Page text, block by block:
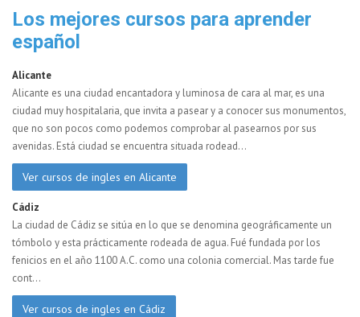
Los mejores cursos para aprender
español
Alicante
Alicante es una ciudad encantadora y luminosa de cara al mar, es una
ciudad muy hospitalaria, que invita a pasear y a conocer sus monumentos,
que no son pocos como podemos comprobar al pasearnos por sus
avenidas. Está ciudad se encuentra situada rodead...
Ver cursos de ingles en Alicante
Cádiz
La ciudad de Cádiz se sitúa en lo que se denomina geográficamente un
tómbolo y esta prácticamente rodeada de agua. Fué fundada por los
fenicios en el año 1100 A.C. como una colonia comercial. Mas tarde fue
cont...
Ver cursos de ingles en Cádiz